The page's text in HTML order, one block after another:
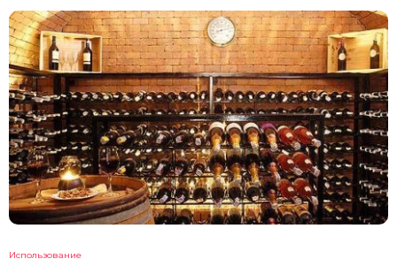
Использование